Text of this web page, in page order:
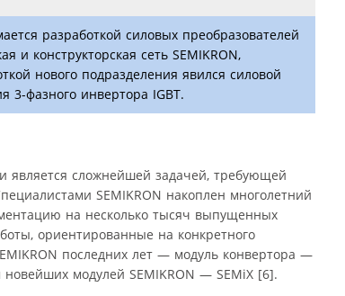
разработкой силовых преобразователей
и конструкторская сеть SEMIKRON,
нового подразделения явился силовой
3-фазного инвертора IGBT.
является сложнейшей задачей, требующей
SEMIKRON накоплен многолетний
на несколько тысяч выпущенных
ориентированные на конкретного
последних лет — модуль конвертора —
новейших модулей SEMIKRON — SEMiX [6].